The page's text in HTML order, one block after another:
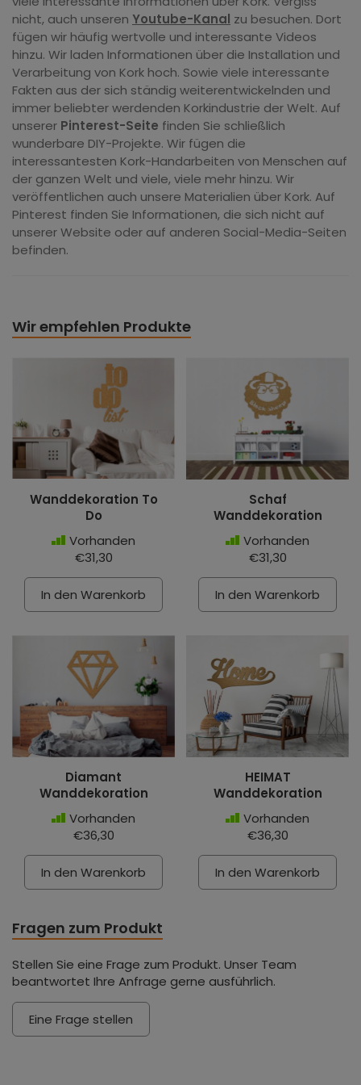
nicht, auch unseren Youtube-Kanal zu besuchen. Dort
fügen wir häufig wertvolle und interessante Videos
hinzu. Wir laden Informationen über die Installation und
Verarbeitung von Kork hoch. Sowie viele interessante
Fakten aus der sich ständig weiterentwickelnden und
immer beliebter werdenden Korkindustrie der Welt. Auf
unserer Pinterest-Seite finden Sie schließlich
wunderbare DIY-Projekte. Wir fügen die
interessantesten Kork-Handarbeiten von Menschen auf
der ganzen Welt und viele, viele mehr hinzu. Wir
veröffentlichen auch unsere Materialien über Kork. Auf
Pinterest finden Sie Informationen, die sich nicht auf
unserer Website oder auf anderen Social-Media-Seiten
befinden.
Wir empfehlen Produkte
Wanddekoration To
Do
Vorhanden
€31,30
In den Warenkorb
Schaf
Wanddekoration
Vorhanden
€31,30
In den Warenkorb
Diamant
Wanddekoration
Vorhanden
€36,30
In den Warenkorb
HEIMAT
Wanddekoration
Vorhanden
€36,30
In den Warenkorb
Fragen zum Produkt
Stellen Sie eine Frage zum Produkt. Unser Team
beantwortet Ihre Anfrage gerne ausführlich.
Eine Frage stellen